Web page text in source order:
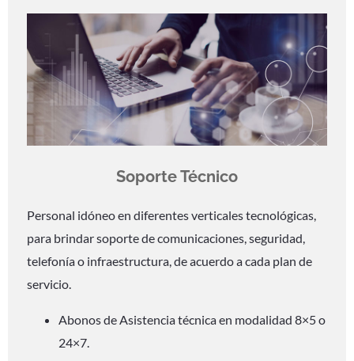
Soporte Técnico
Personal idóneo en diferentes verticales tecnológicas,
para brindar soporte de comunicaciones, seguridad,
telefonía o infraestructura, de acuerdo a cada plan de
servicio.
Abonos de Asistencia técnica en modalidad 8×5 o
24×7.